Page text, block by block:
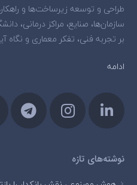
طراحی و توسعه زیرساخت‌ها و
سازمان‌ها، صنایع، مراکز درمانی،
بر تجربه فنی، تفکر معماری و نگاه
ادامه
نوشته‌های تازه